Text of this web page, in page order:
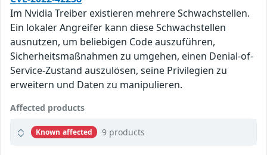
Im Nvidia Treiber existieren mehrere Schwachstellen.
Ein lokaler Angreifer kann diese Schwachstellen
ausnutzen, um beliebigen Code auszuführen,
Sicherheitsmaßnahmen zu umgehen, einen Denial-of-
Service-Zustand auszulösen, seine Privilegien zu
erweitern und Daten zu manipulieren.
Affected products
Known affected 9 products